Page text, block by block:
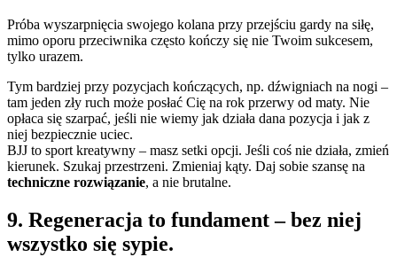
Próba wyszarpnięcia swojego kolana przy przejściu gardy na siłę,
mimo oporu przeciwnika często kończy się nie Twoim sukcesem,
tylko urazem.
Tym bardziej przy pozycjach kończących, np. dźwigniach na nogi –
tam jeden zły ruch może posłać Cię na rok przerwy od maty. Nie
opłaca się szarpać, jeśli nie wiemy jak działa dana pozycja i jak z
niej bezpiecznie uciec.
BJJ to sport kreatywny – masz setki opcji. Jeśli coś nie działa, zmień
kierunek. Szukaj przestrzeni. Zmieniaj kąty. Daj sobie szansę na
techniczne rozwiązanie, a nie brutalne.
9. Regeneracja to fundament – bez niej
wszystko się sypie.